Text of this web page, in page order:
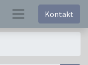
Kontakt